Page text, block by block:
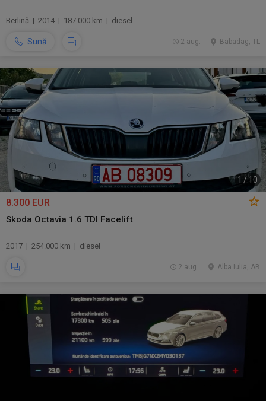
Berlină | 2014 | 187.000 km | diesel
Sună Babadag, TL
2 aug.
1 /10
8.300 EUR
Skoda Octavia 1.6 TDI Facelift
2017 | 254.000 km | diesel
Alba Iulia, AB
2 aug.